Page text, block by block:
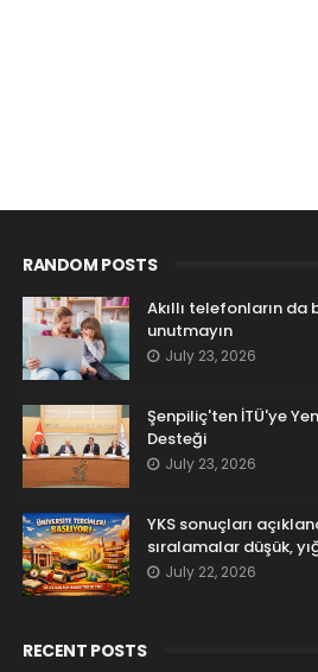
RANDOM POSTS
Akıllı telefonların
unutmayın
July 23, 2026
Şenpiliç'ten İTÜ'ye
Desteği
July 23, 2026
YKS sonuçları
sıralamalar düşük,
July 22, 2026
RECENT POSTS